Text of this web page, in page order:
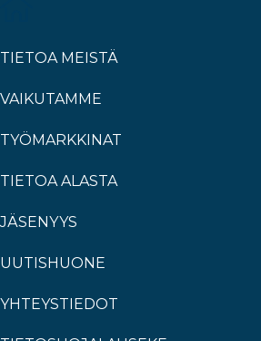
TIETOA MEISTÄ
VAIKUTAMME
TYÖMARKKINAT
TIETOA ALASTA
JÄSENYYS
UUTISHUONE
YHTEYSTIEDOT